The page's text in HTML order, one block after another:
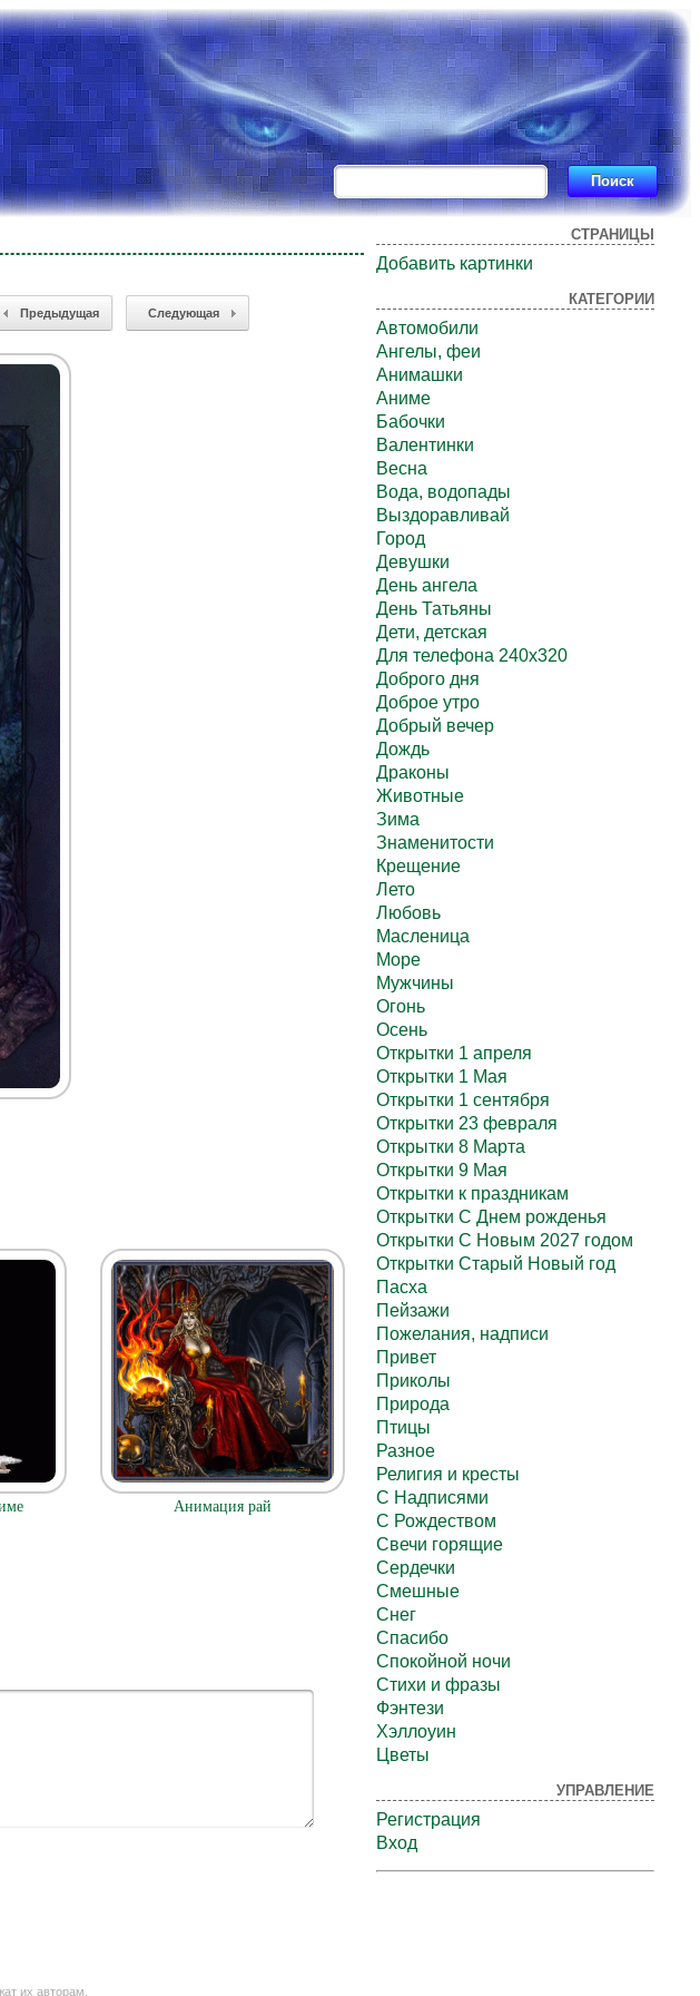
Предыдущая Следующая
Анимация рай
СТРАНИЦЫ
Добавить картинки
КАТЕГОРИИ
Автомобили
Ангелы, феи
Анимашки
Аниме
Бабочки
Валентинки
Весна
Вода, водопады
Выздоравливай
Город
Девушки
День ангела
День Татьяны
Дети, детская
Для телефона 240х320
Доброго дня
Доброе утро
Добрый вечер
Дождь
Драконы
Животные
Зима
Знаменитости
Крещение
Лето
Любовь
Масленица
Море
Мужчины
Огонь
Осень
Открытки 1 апреля
Открытки 1 Мая
Открытки 1 сентября
Открытки 23 февраля
Открытки 8 Марта
Открытки 9 Мая
Открытки к праздникам
Открытки С Днем рожденья
Открытки С Новым 2027 годом
Открытки Старый Новый год
Пасха
Пейзажи
Пожелания, надписи
Привет
Приколы
Природа
Птицы
Разное
Религия и кресты
С Надписями
С Рождеством
Свечи горящие
Сердечки
Смешные
Снег
Спасибо
Спокойной ночи
Стихи и фразы
Фэнтези
Хэллоуин
Цветы
УПРАВЛЕНИЕ
Регистрация
Вход
их авторам.